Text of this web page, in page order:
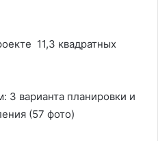
11,3 квадратных